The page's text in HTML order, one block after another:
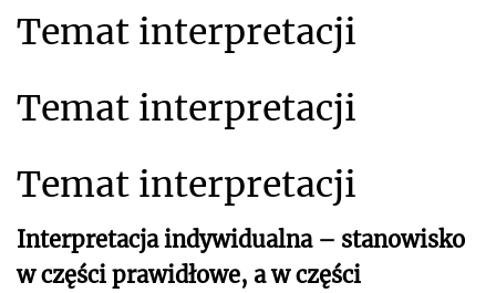
Temat interpretacji
Temat interpretacji
Temat interpretacji
Interpretacja indywidualna – stanowisko
w części prawidłowe, a w części